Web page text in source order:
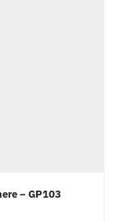
– GP103